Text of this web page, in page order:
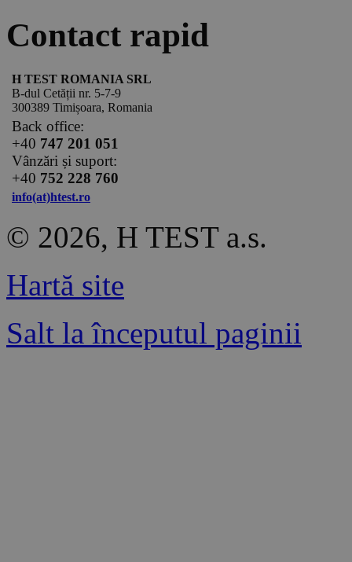
Contact rapid
H TEST ROMANIA SRL
B-dul Cetății nr. 5-7-9
300389 Timișoara, Romania
Back office:
+40 747 201 051
Vânzări și suport:
+40 752 228 760
info(at)htest.ro
© 2026, H TEST a.s.
Hartă site
Salt la începutul paginii